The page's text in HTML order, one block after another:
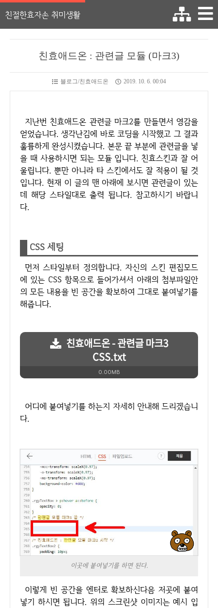
친절한효자손 취미생활
친효애드온 : 관련글 모듈 (마크3)
블로그/친효애드온 2019. 10. 6. 00:04
지난번 친효애드온 관련글 마크2를 만들면서 영감을
얻었습니다. 생각난김에 바로 코딩을 시작했고 그 결과
훌륭하게 완성시켰습니다. 본문 끝 부분에 관련글을 넣
을 때 사용하시면 되는 모듈 입니다. 친효스킨과 잘 어
울립니다. 뿐만 아니라 타 스킨에서도 잘 적용이 될 것
입니다. 현재 이 글의 맨 아래에 보시면 관련글이 있는
데 해당 스타일대로 출력 됩니다. 참고하시기 바랍니
다.
CSS 세팅
먼저 스타일부터 정의합니다. 자신의 스킨 편집모드
에 있는 CSS 항목으로 들어가셔서 아래의 첨부파일안
의 모든 내용을 빈 공간을 확보하여 그대로 붙여넣기를
해줍니다.
친효애드온 - 관련글 마크3
CSS.txt
0.00MB
어디에 붙여넣기를 하는지 자세히 안내해 드리겠습니
다.
이곳에 붙여넣기를 하면 된다.
이렇게 빈 공간을 엔터로 확보하신다음 저곳에 붙여
넣기 하시면 됩니다. 위의 스크린샷 이미지는 예시 입